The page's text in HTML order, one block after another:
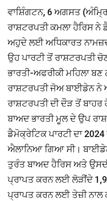
ਵਾਸ਼ਿੰਗਟਨ, 6 ਅਗਸਤ
ਰਾਸ਼ਟਰਪਤੀ ਕਮਲਾ ਹੈਰਿਸ ਨੇ
ਅਹੁਦੇ ਲਈ ਅਧਿਕਾਰਤ
ਉਹ ਪਾਰਟੀ ਤੋਂ ਰਾਸ਼ਟਰਪਤੀ
ਭਾਰਤੀ-ਅਫਰੀਕੀ ਮਹਿਲਾ
ਰਾਸ਼ਟਰਪਤੀ ਜੋਅ ਬਾਈਡੇਨ ਨੇ
ਰਾਸ਼ਟਰਪਤੀ ਦੀ ਦੌੜ ਤੋਂ ਬਾਹਰ
ਬਾਅਦ ਭਾਰਤੀ ਮੂਲ ਦੇ ਉਪ
ਡੈਮੋਕ੍ਰੇਟਿਕ ਪਾਰਟੀ ਦਾ
ਐਲਾਨਿਆ ਗਿਆ ਸੀ।
ਤੁਰੰਤ ਬਾਅਦ ਹੈਰਿਸ ਅਤੇ
ਪ੍ਰਾਪਤ ਕਰਨ ਲਈ ਲੋੜੀਂਦੇ
ਪ੍ਰਾਪਤ ਕਰਨ ਲਈ ਤੇਜ਼ੀ ਨਾਲ